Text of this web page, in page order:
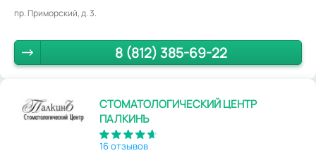
пр. Приморский, д. 3.
8 (812) 385-69-22
СТОМАТОЛОГИЧЕСКИЙ ЦЕНТР
ПАЛКИНЪ
16 отзывов